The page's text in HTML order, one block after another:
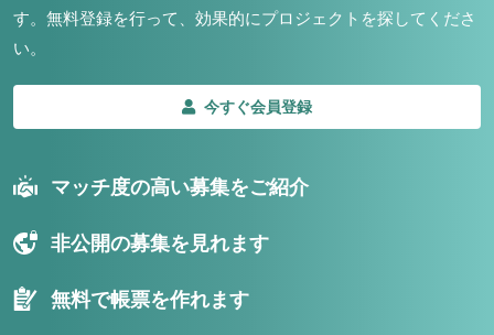
す。 無料登録を行って、効果的にプロジェクトを探してくださ
い。
今すぐ会員登録
マッチ度の高い募集をご紹介
非公開の募集を見れます
無料で帳票を作れます